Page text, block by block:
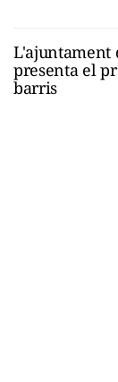
L'ajuntament
presenta el
barris